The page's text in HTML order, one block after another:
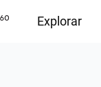
Explorar